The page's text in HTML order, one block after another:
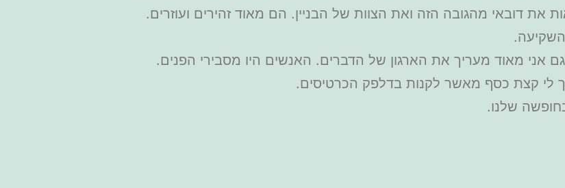
את דובאי מהגובה הזה ואת הצוות של הבניין. הם מאוד זהירים ועוזרים.
אני מאוד מעריך את הארגון של הדברים. האנשים היו מסבירי הפנים.
לי קצת כסף מאשר לקנות בדלפק הכרטיסים.
שלנו.